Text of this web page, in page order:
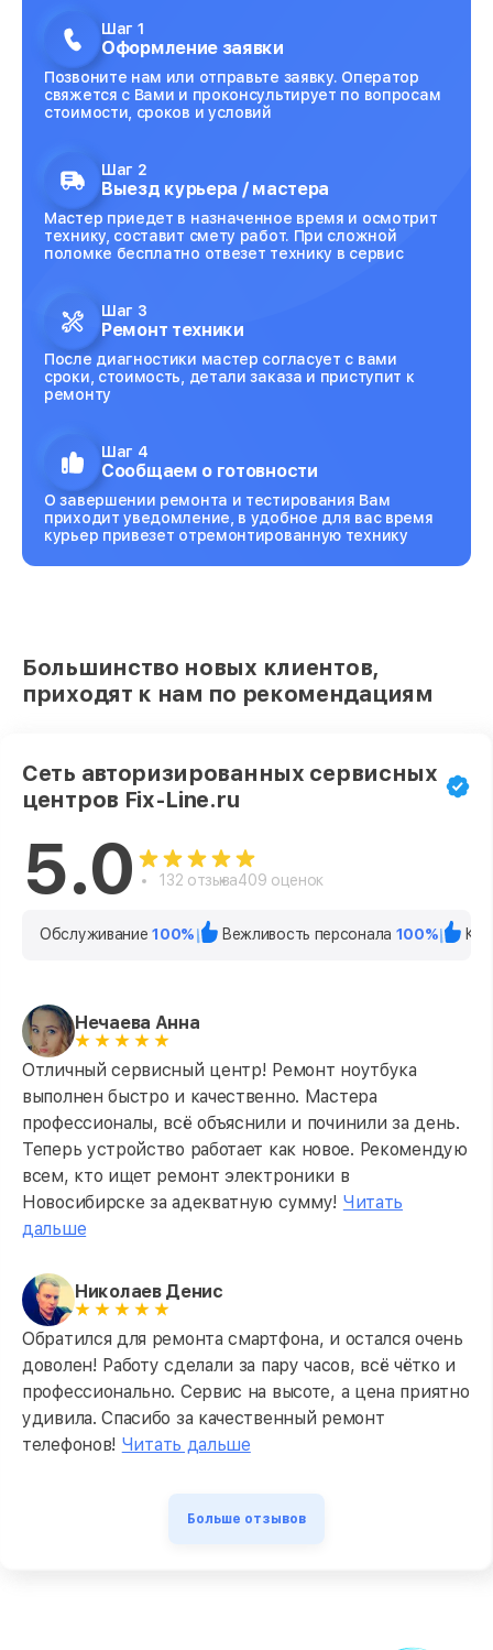
Шаг 1
Оформление заявки
Позвоните нам или отправьте заявку. Оператор
свяжется с Вами и проконсультирует по вопросам
стоимости, сроков и условий
Шаг 2
Выезд курьера / мастера
Мастер приедет в назначенное время и осмотрит
технику, составит смету работ. При сложной
поломке бесплатно отвезет технику в сервис
Шаг 3
Ремонт техники
После диагностики мастер согласует с вами
сроки, стоимость, детали заказа и приступит к
ремонту
Шаг 4
Сообщаем о готовности
О завершении ремонта и тестирования Вам
приходит уведомление, в удобное для вас время
курьер привезет отремонтированную технику
Большинство новых клиентов,
приходят к нам по рекомендациям
Сеть авторизированных сервисных
центров Fix-Line.ru
5.0 132 отзыва409 оценок
Обслуживание100% Вежливость персонала 100%
Нечаева Анна
Отличный сервисный центр! Ремонт ноутбука
выполнен быстро и качественно. Мастера
профессионалы, всё объяснили и починили за день.
Теперь устройство работает как новое. Рекомендую
всем, кто ищет ремонт электроники в
Новосибирске за адекватную сумму! Читать
дальше
Николаев Денис
Обратился для ремонта смартфона, и остался очень
доволен! Работу сделали за пару часов, всё чётко и
профессионально. Сервис на высоте, а цена приятно
удивила. Спасибо за качественный ремонт
телефонов! Читать дальше
Больше отзывов